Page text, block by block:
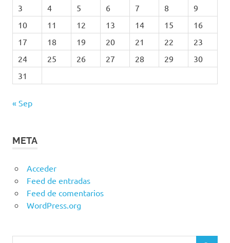
3
4 5 6 7 8
9
10
11 12 13 14 15
16
17
18 19 20 21 22
23
24
25 26 27 28 29
30
31
« Sep
META
Acceder
Feed de entradas
Feed de comentarios
WordPress.org